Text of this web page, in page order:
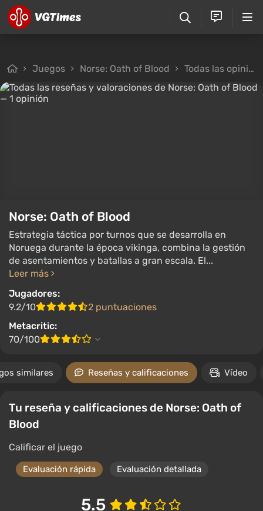
Juegos Norse: Oath of Blood Todas las opiniones
Norse: Oath of Blood
Estrategia táctica por turnos que se desarrolla en
Noruega durante la época vikinga, combina la gestión
de asentamientos y batallas a gran escala. El...
Leer más
Jugadores:
9.2/10
2 puntuaciones
Metacritic:
70/100
similares Reseñas y calificaciones Vídeo
Tu reseña y calificaciones de Norse: Oath of
Blood
Calificar el juego
Evaluación rápida Evaluación detallada
5.5